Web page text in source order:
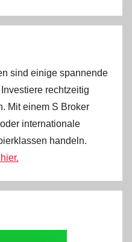
sind einige spannende
rechtzeitig
Mit einem S Broker
internationale
handeln.